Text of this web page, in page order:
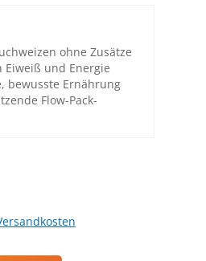
ohne Zusätze
Eiweiß und Energie
bewusste Ernährung
Flow-Pack-